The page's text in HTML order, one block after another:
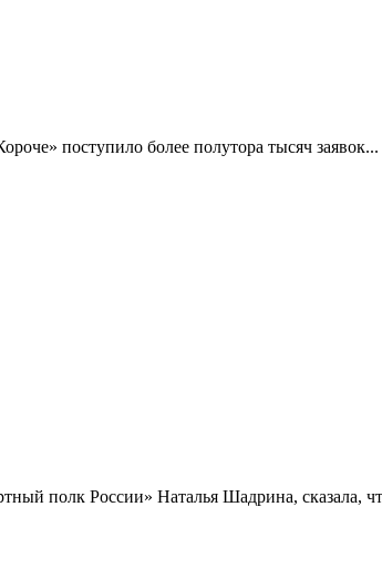
поступило более полутора тысяч заявок...
полк России» Наталья Шадрина, сказала,